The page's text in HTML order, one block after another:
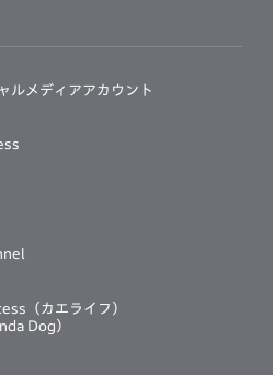
ルメディアアカウント
（カエライフ）
Dog）